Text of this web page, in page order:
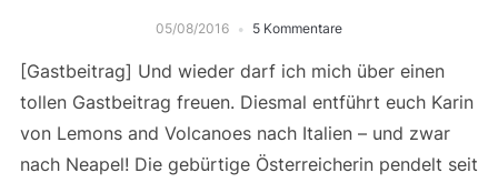
05/08/2016 5 Kommentare
[Gastbeitrag] Und wieder darf ich mich über einen
tollen Gastbeitrag freuen. Diesmal entführt euch Karin
von Lemons and Volcanoes nach Italien – und zwar
nach Neapel! Die gebürtige Österreicherin pendelt seit